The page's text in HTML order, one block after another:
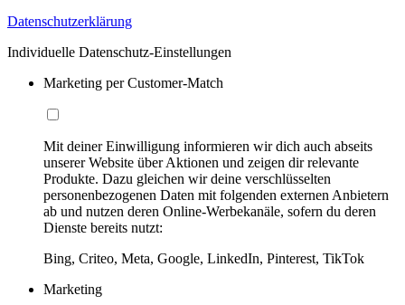
Datenschutzerklärung
Individuelle Datenschutz-Einstellungen
Marketing per Customer-Match
Mit deiner Einwilligung informieren wir dich auch abseits
unserer Website über Aktionen und zeigen dir relevante
Produkte. Dazu gleichen wir deine verschlüsselten
personenbezogenen Daten mit folgenden externen Anbietern
ab und nutzen deren Online-Werbekanäle, sofern du deren
Dienste bereits nutzt:
Bing, Criteo, Meta, Google, LinkedIn, Pinterest, TikTok
Marketing